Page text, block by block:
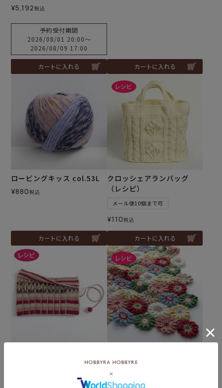
¥5,192税込
予約受付期間
2026/08/01 20:00〜
2026/08/09 17:00
カートに入れる カートに入れる
ロービングキッス col.53L
¥880税込
カートに入れる
クロッシェアランバッグ
（レシピ）
メール便10個まで可
¥110税込
カートに入れる
クロッシェカギ針ケース＜
アネモネキュートブランケ
ット＜カラフル＞（レシ
ピ）